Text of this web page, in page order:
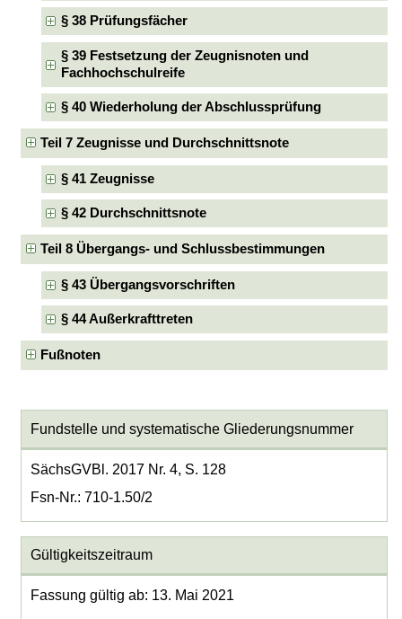
§ 38 Prüfungsfächer
§ 39 Festsetzung der Zeugnisnoten und
Fachhochschulreife
§ 40 Wiederholung der Abschlussprüfung
Teil 7 Zeugnisse und Durchschnittsnote
§ 41 Zeugnisse
§ 42 Durchschnittsnote
Teil 8 Übergangs- und Schlussbestimmungen
§ 43 Übergangsvorschriften
§ 44 Außerkrafttreten
Fußnoten
Fundstelle und systematische Gliederungsnummer
SächsGVBl. 2017 Nr. 4, S. 128
Fsn-Nr.: 710-1.50/2
Gültigkeitszeitraum
Fassung gültig ab: 13. Mai 2021